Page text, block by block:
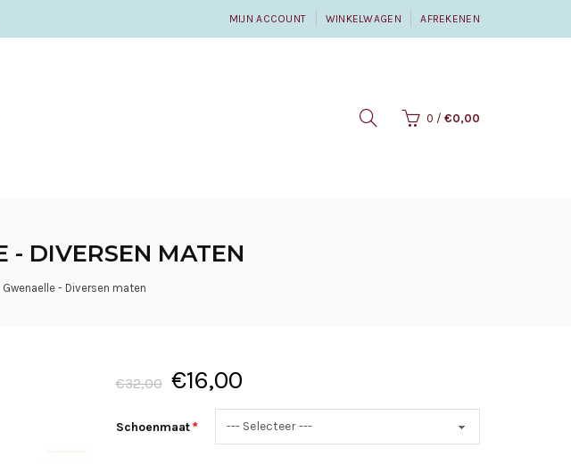
MIJN ACCOUNT WINKELWAGEN AFREKENEN
0 / €0,00
- DIVERSEN MATEN
Gwenaelle - Diversen maten
€32,00 €16,00
Schoenmaat